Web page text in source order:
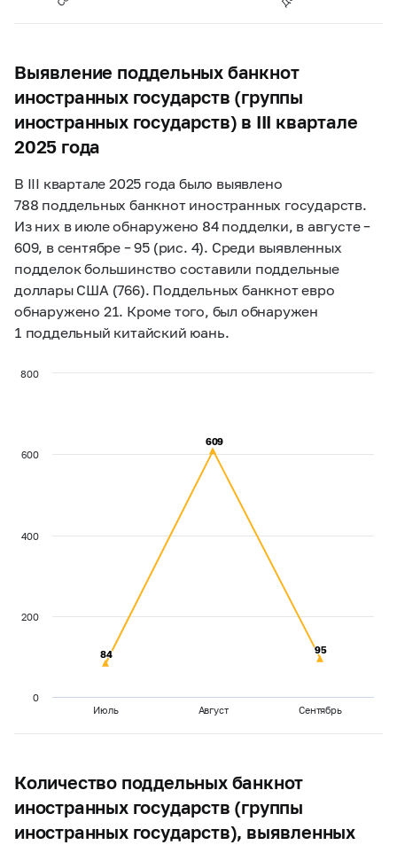
Выявление поддельных банкнот
иностранных государств (группы
иностранных государств) в III квартале
2025 года
В III квартале 2025 года было выявлено
788 поддельных банкнот иностранных государств.
Из них в июле обнаружено 84 подделки, в августе –
609, в сентябре – 95 (рис. 4). Среди выявленных
подделок большинство составили поддельные
доллары США (766). Поддельных банкнот евро
обнаружено 21. Кроме того, был обнаружен
1 поддельный китайский юань.
84
84
609
609
95
95
Июль Август Сентябрь
0
200
400
600
800
Количество поддельных банкнот
иностранных государств (группы
иностранных государств), выявленных